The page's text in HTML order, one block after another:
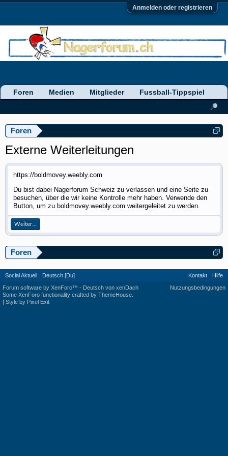
Anmelden oder registrieren
Foren
Externe Weiterleitungen
https://boldmovey.weebly.com
Du bist dabei Nagerforum Schweiz zu verlassen und eine Seite zu
besuchen, über die wir keine Kontrolle mehr haben. Verwende den
Button, um zu boldmovey.weebly.com weitergeleitet zu werden.
Weiter...
Foren
Foren Medien Mitglieder Fussball-Tippspiel
Social Aktuell Deutsch [Du] Kontakt
Hilfe
Nutzungsbedingungen
Forum software by XenForo™ - Deutsch von xenDach
Some XenForo functionality crafted by ThemeHouse
| Style by Pixel Exit